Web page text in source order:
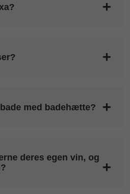
med badehætte?
deres egen vin, og